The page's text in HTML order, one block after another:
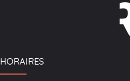
HORAIRES